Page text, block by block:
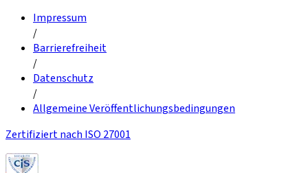
Impressum
/
Barrierefreiheit
/
Datenschutz
/
Allgemeine Veröffentlichungsbedingungen
Zertifiziert nach ISO 27001